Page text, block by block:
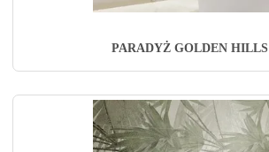
PARADYŻ GOLDEN HILLS